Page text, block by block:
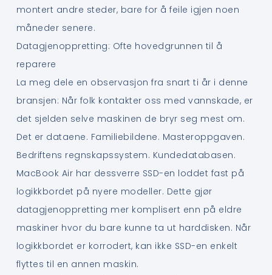
montert andre steder, bare for å feile igjen noen
måneder senere.
Datagjenoppretting: Ofte hovedgrunnen til å
reparere
La meg dele en observasjon fra snart ti år i denne
bransjen: Når folk kontakter oss med vannskade, er
det sjelden selve maskinen de bryr seg mest om.
Det er dataene. Familiebildene. Masteroppgaven.
Bedriftens regnskapssystem. Kundedatabasen.
MacBook Air har dessverre SSD-en loddet fast på
logikkbordet på nyere modeller. Dette gjør
datagjenoppretting mer komplisert enn på eldre
maskiner hvor du bare kunne ta ut harddisken. Når
logikkbordet er korrodert, kan ikke SSD-en enkelt
flyttes til en annen maskin.